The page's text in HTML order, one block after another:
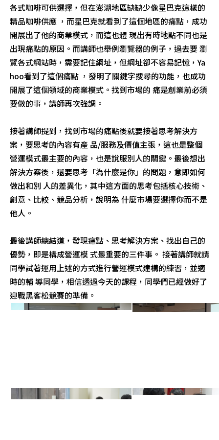
各式咖啡可供選擇，但在澎湖地區缺缺少像星巴克這樣的
精品咖啡供應 ，而星巴克就看到了這個地區的痛點，成功
開展出了他的商業模式，而這也體 現出有時地點不同也是
出現痛點的原因。而講師也舉例瀏覽器的例子，過去要 瀏
覽各式網站時，需要記住網址，但網址卻不容易記憶，Ya
hoo看到了這個痛點 ，發明了關鍵字搜尋的功能，也成功
開展了這個領域的商業模式。找到市場的 痛是創業前必須
要做的事，講師再次強調。
接著講師提到，找到市場的痛點後就要接著思考解決方
案，要思考的內容有產 品/服務及價值主張，這也是整個
營運模式最主要的內容，也是說服別人的關鍵。最後想出
解決方案後，還要思考「為什麼是你」的問題，意即如何
做出和別 人的差異化，其中這方面的思考包括核心技術、
創意、比較、競品分析，說明為 什麼市場要選擇你而不是
他人。
最後講師總結道，發現痛點、思考解決方案、找出自己的
優勢，即是構成營運模 式最重要的三件事。 接著講師就請
同學試著運用上述的方式進行營運模式建構的練習，並適
時的輔 導同學，相信透過今天的課程，同學們已經做好了
迎戰黑客松競賽的準備。